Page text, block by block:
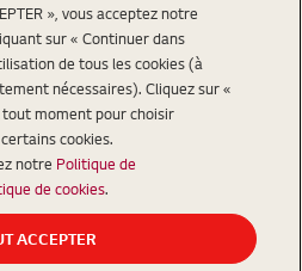
», vous acceptez notre
sur « Continuer dans
de tous les cookies (à
nécessaires). Cliquez sur «
tout moment pour choisir
cookies.
notre Politique de
de cookies.
ACCEPTER